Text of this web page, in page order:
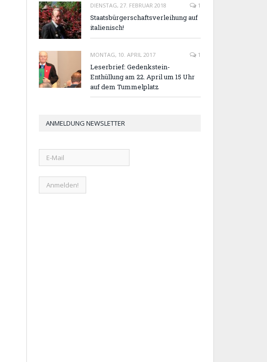
DIENSTAG, 27. FEBRUAR 2018 1
Staatsbürgerschaftsverleihung auf
italienisch!
MONTAG, 10. APRIL 2017 1
Leserbrief: Gedenkstein-
Enthüllung am 22. April um 15 Uhr
auf dem Tummelplatz
ANMELDUNG NEWSLETTER